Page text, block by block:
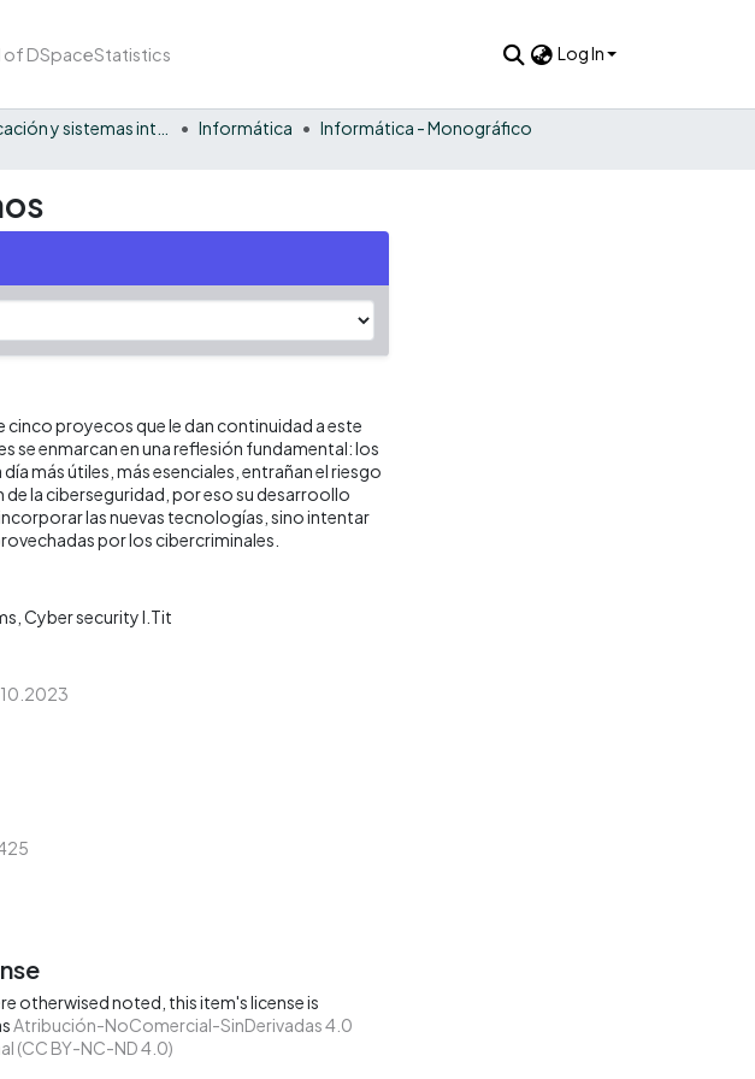
of DSpaceStatistics Log In
Informática
Informática - Monográfico
proyecos que le dan continuidad a este
se enmarcan en una reflesión fundamental: los
más útiles, más esenciales, entrañan el riesgo
de la ciberseguridad, por eso su desarroollo
las nuevas tecnologías, sino intentar
por los cibercriminales.
Cyber security I.Tit
otherwised noted, this item's license is
Atribución-NoComercial-SinDerivadas 4.0
(CC BY-NC-ND 4.0)